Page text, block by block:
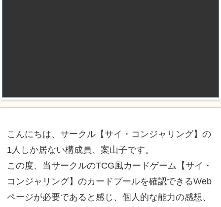
こんにちは、サークル【サイ・コンジャリング】の
1人しか居ない構成員、案山子です。
この度、当サークルのTCG風カードゲーム【サイ・
コンジャリング】のカードプールを確認できるWeb
ページが必要であると感じ、個人的な能力の感想、